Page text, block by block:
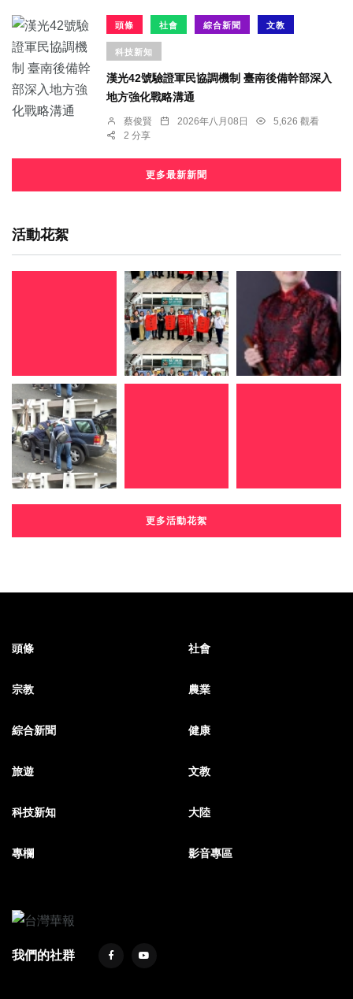
頭條 社會 綜合新聞 文教
科技新知
漢光42號驗證軍民協調機制 臺南後備幹部深入
地方強化戰略溝通
蔡俊賢 2026年八月08日
5,626 觀看
2 分享
更多最新新聞
活動花絮
更多活動花絮
頭條 社會
宗教 農業
綜合新聞 健康
旅遊 文教
科技新知 大陸
專欄 影音專區
我們的社群